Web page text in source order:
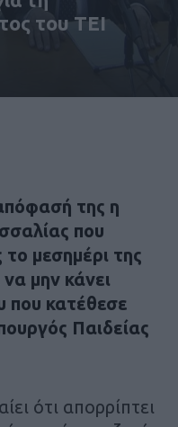
του ΤΕΙ
της η
που
μεσημέρι της
μην κάνει
που κατέθεσε
Παιδείας
ότι απορρίπτει